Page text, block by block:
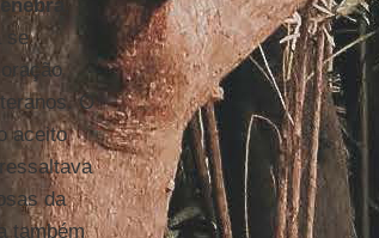
se
O
aceito
da
também